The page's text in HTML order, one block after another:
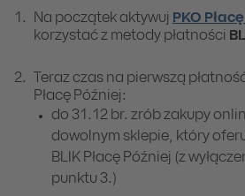
Na początek aktywuj PKO
korzystać z metody płatności
Teraz czas na pierwszą
Płacę Później:
do 31.12 br. zrób zakupy
dowolnym sklepie, który
BLIK Płacę Później (z
punktu 3.)